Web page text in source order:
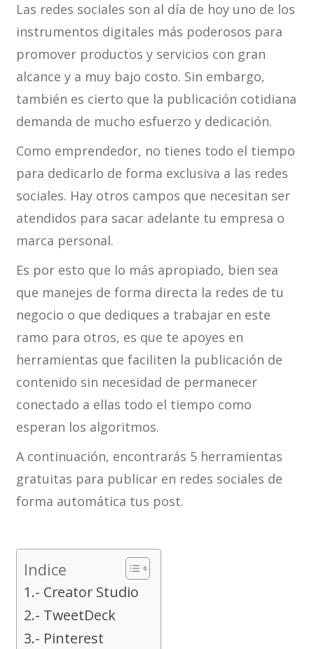
Las redes sociales son al día de hoy uno de los
instrumentos digitales más poderosos para
promover productos y servicios con gran
alcance y a muy bajo costo. Sin embargo,
también es cierto que la publicación cotidiana
demanda de mucho esfuerzo y dedicación.
Como emprendedor, no tienes todo el tiempo
para dedicarlo de forma exclusiva a las redes
sociales. Hay otros campos que necesitan ser
atendidos para sacar adelante tu empresa o
marca personal.
Es por esto que lo más apropiado, bien sea
que manejes de forma directa la redes de tu
negocio o que dediques a trabajar en este
ramo para otros, es que te apoyes en
herramientas que faciliten la publicación de
contenido sin necesidad de permanecer
conectado a ellas todo el tiempo como
esperan los algoritmos.
A continuación, encontrarás 5 herramientas
gratuitas para publicar en redes sociales de
forma automática tus post.
Indice
1.- Creator Studio
2.- TweetDeck
3.- Pinterest